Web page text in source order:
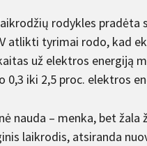
rodykles
atlikti tyrimai rodo, kad
už elektros energiją
0,3 iki 2,5 proc. elektros
nauda – menka, bet
laikrodis, atsiranda